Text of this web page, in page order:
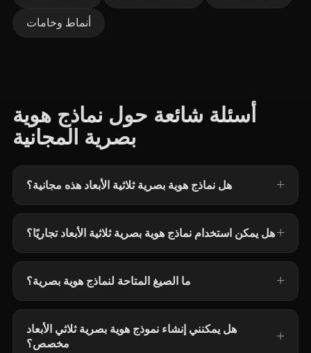
أنماط وخامات
أسئلة شائعة حول نماذج هوية
بصرية المجانية
هل نماذج هوية بصرية ثلاثية الأبعاد هذه مجانية؟
هل يمكن استخدام نماذج هوية بصرية ثلاثية الأبعاد تجاريًا؟
ما الصيغ المتاحة لنماذج هوية بصرية؟
هل يمكنني إنشاء نموذج هوية بصرية ثلاثي الأبعاد
مخصص؟